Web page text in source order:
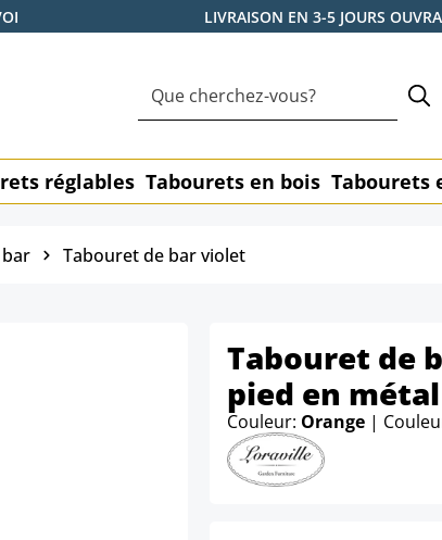
LIVRAISON EN 3-5 JOURS
réglables Tabourets en bois Tabourets
Tabouret de bar violet
Tabouret de
pied en métal
Couleur: Orange |